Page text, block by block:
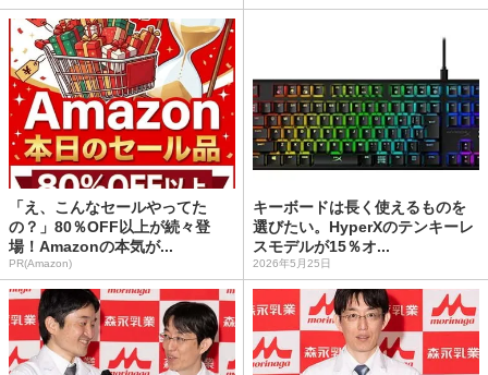
「え、こんなセールやってた
の？」80％OFF以上が続々登
場！Amazonの本気が...
PR(Amazon)
キーボードは長く使えるものを
選びたい。HyperXのテンキーレ
スモデルが15％オ...
2026年5月25日